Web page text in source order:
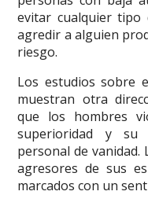
evitar cualquier
agredir a alguien
riesgo.
Los estudios sobre
muestran otra
que los hombres
superioridad y su
personal de vanidad.
agresores de sus
marcados con un